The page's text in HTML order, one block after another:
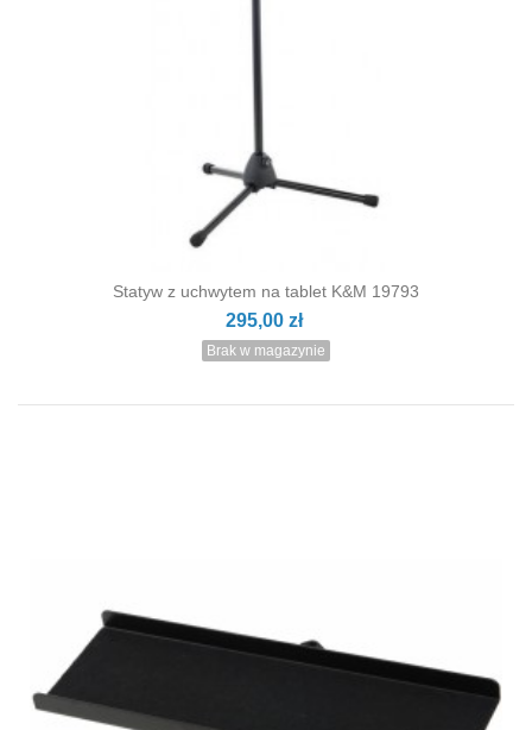
Statyw z uchwytem na tablet K&M 19793
295,00 zł
Brak w magazynie